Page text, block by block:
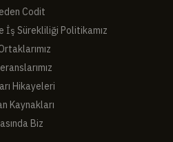
Codit
İş Sürekliliği Politikamız
Hikayeleri
Kaynakları
Biz